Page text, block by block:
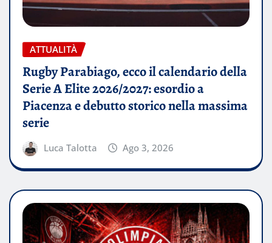
ATTUALITÀ
Rugby Parabiago, ecco il calendario della
Serie A Elite 2026/2027: esordio a
Piacenza e debutto storico nella massima
serie
Luca Talotta Ago 3, 2026